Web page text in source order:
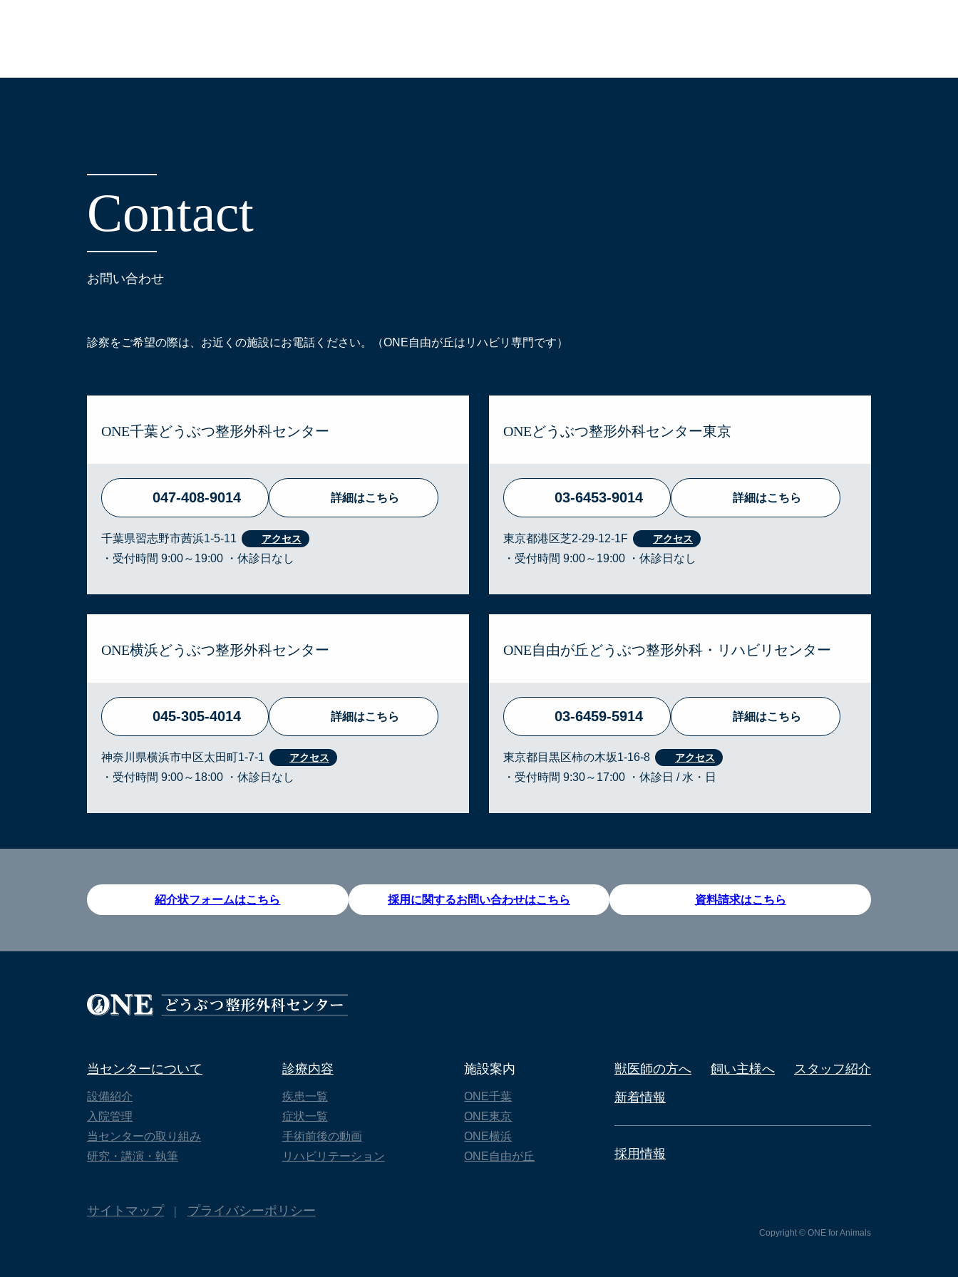
Contact
お問い合わせ
診察をご希望の際は、お近くの施設にお電話ください。（ONE自由が丘はリハビリ専門です）
ONE千葉どうぶつ整形外科センター
047-408-9014 詳細はこちら
千葉県習志野市茜浜1-5-11
・受付時間 9:00～19:00 ・休診日なし
ONEどうぶつ整形外科センター東京
03-6453-9014 詳細はこちら
東京都港区芝2-29-12-1F
・受付時間 9:00～19:00 ・休診日なし
ONE横浜どうぶつ整形外科センター
045-305-4014 詳細はこちら
神奈川県横浜市中区太田町1-7-1
・受付時間 9:00～18:00 ・休診日なし
ONE自由が丘どうぶつ整形外科・リハビリセンター
03-6459-5914 詳細はこちら
東京都目黒区柿の木坂1-16-8
・受付時間 9:30～17:00 ・休診日 / 水・日
紹介状フォームはこちら 採用に関するお問い合わせはこちら 資料請求はこちら
当センターについて
設備紹介
入院管理
当センターの取り組み
研究・講演・執筆
診療内容
疾患一覧
症状一覧
手術前後の動画
リハビリテーション
施設案内
ONE千葉
ONE東京
ONE横浜
ONE自由が丘
獣医師の方へ 飼い主様へ
スタッフ紹介
新着情報
採用情報
サイトマップ プライバシーポリシー
Copyright © ONE for Animals